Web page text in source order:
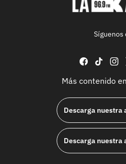
Síguenos
facebook
tiktok
Más contenido en
Descarga nuestra
Descarga nuestra